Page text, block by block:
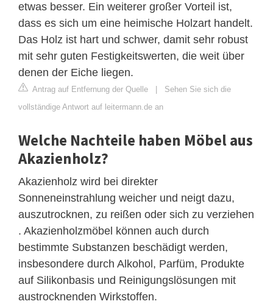
etwas besser. Ein weiterer großer Vorteil ist,
dass es sich um eine heimische Holzart handelt.
Das Holz ist hart und schwer, damit sehr robust
mit sehr guten Festigkeitswerten, die weit über
denen der Eiche liegen.
Antrag auf Entfernung der Quelle
Sehen Sie sich die
vollständige Antwort auf leitermann.de an
Welche Nachteile haben Möbel aus
Akazienholz?
Akazienholz wird bei direkter
Sonneneinstrahlung weicher und neigt dazu,
auszutrocknen, zu reißen oder sich zu verziehen
. Akazienholzmöbel können auch durch
bestimmte Substanzen beschädigt werden,
insbesondere durch Alkohol, Parfüm, Produkte
auf Silikonbasis und Reinigungslösungen mit
austrocknenden Wirkstoffen.